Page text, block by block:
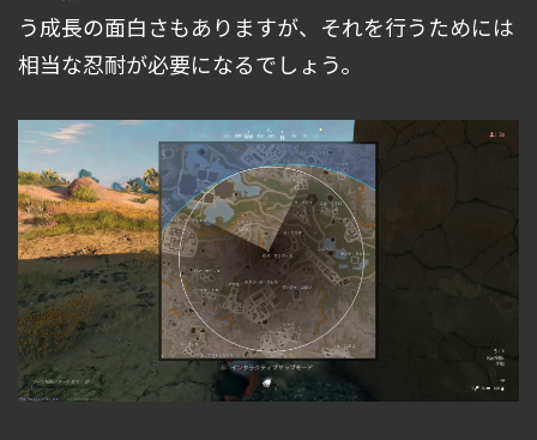
う成長の面白さもありますが、それを行うためには
相当な忍耐が必要になるでしょう。